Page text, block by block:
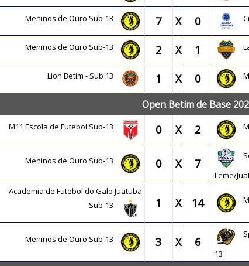
Meninos de Ouro Sub-13 7 X 0
Meninos de Ouro Sub-13 2 X 1
Lion Betim - Sub 13 1 X 0
Open Betim de Base
M11 Escola de Futebol Sub-13 0 X 2
Meninos de Ouro Sub-13 0 X 7
Leme/
Academia de Futebol do Galo Juatuba
Sub-13
1 X 14
Meninos de Ouro Sub-13 3 X 6
13